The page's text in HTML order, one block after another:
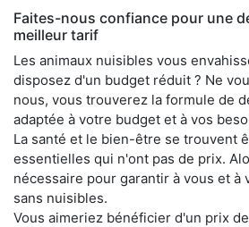
Faites-nous confiance pour une
meilleur tarif
Les animaux nuisibles vous
disposez d'un budget réduit ? Ne
nous, vous trouverez la formule de
adaptée à votre budget et à vos
La santé et le bien-être se trouvent
essentielles qui n'ont pas de prix.
nécessaire pour garantir à vous et à
sans nuisibles.
Vous aimeriez bénéficier d'un prix